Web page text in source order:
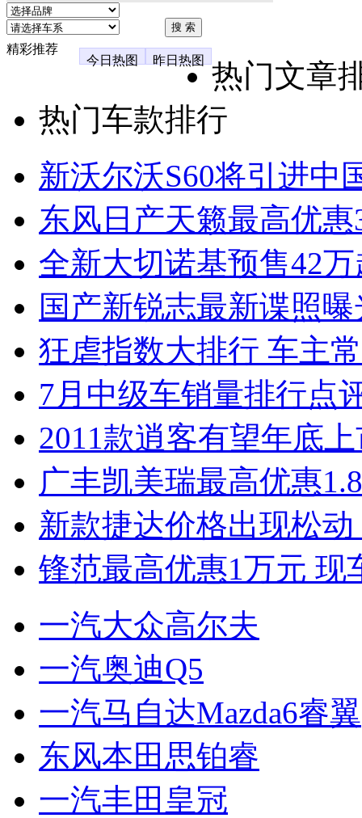
精彩推荐
今日热图
昨日热图
热门文章
热门车款排行
新沃尔沃S60将引进中
东风日产天籁最高优
全新大切诺基预售42
国产新锐志最新谍照
狂虐指数大排行 车主
7月中级车销量排行点
2011款逍客有望年底
广丰凯美瑞最高优惠
新款捷达价格出现松
锋范最高优惠1万元 现
一汽大众高尔夫
一汽奥迪Q5
一汽马自达Mazda6睿翼
东风本田思铂睿
一汽丰田皇冠